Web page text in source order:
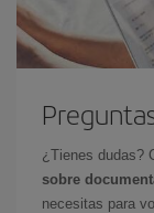
¿Tienes dudas?
sobre
necesitas para